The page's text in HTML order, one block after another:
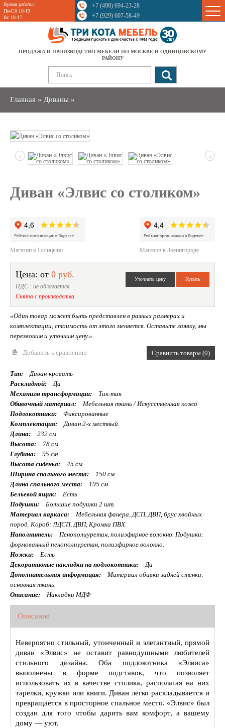
Время работы:
Пн-Сб 10-19
Вс 10-17
+7 (498) 694-23-28
+7 (929) 607-58-49
ПРОДАЖА И ПРОИЗВОДСТВО МЕБЕЛИ ПО МОСКВЕ И ОДИНЦОВСКОМУ
РАЙОНУ
Главная » Диваны »
Sale
‹ ›
Диван «Элвис со столиком»
Магазин в Голицыно Магазин в Звенигороде
Цена: от 0 руб.
НДС : не облагается
Снято с производства
«Один товар может быть представлен в разных размерах и
комплектации, стоимость от этого меняется. Оставьте заявку, мы
перезвоним и уточним цену.»
Добавить к сравнению Сравнить товары (0)
Тип:
Диван-кровать
Раскладной:
Да
Механизм трансформации:
Тик-так
Обивочный материал:
Мебельная ткань / Искусственная кожа
Подлокотники:
Фиксированные
Комплектация:
Диван 2-х местный.
Длина:
232 см
Высота:
78 см
Глубина:
95 см
Высота сиденья:
45 см
Ширина спального места:
150 см
Длина спального места:
195 см
Бельевой ящик:
Есть
Подушки:
Большие подушки 2 шт.
Материал каркаса:
Мебельная фанера, ДСП, ДВП, брус хвойных
пород. Короб: ЛДСП, ДВП, Кромка ПВХ.
Наполнитель:
Пенополиуретан, полиэфирное волокно. Подушки:
формованный пенополиуретан, полиэфирное волокно.
Ножки:
Есть
Декоративные накладки на подлокотники:
Да
Дополнительная информация:
Материал обивки задней стенки:
основная ткань.
Описание:
Накладки МДФ
Описание
Невероятно стильный, утонченный и элегантный, прямой
диван «Элвис» не оставит равнодушными любителей
стильного дизайна. Оба подлокотника «Элвиса»
выполнены в форме подставок, что позволяет
использовать их в качестве столика, располагая на них
тарелки, кружки или книги. Диван легко раскладывается и
превращается в просторное спальное место. «Элвис» был
создан для того чтобы дарить вам комфорт, а вашему
дому — уют.